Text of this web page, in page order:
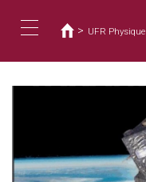
容
在
這
裡
> UFR Physique